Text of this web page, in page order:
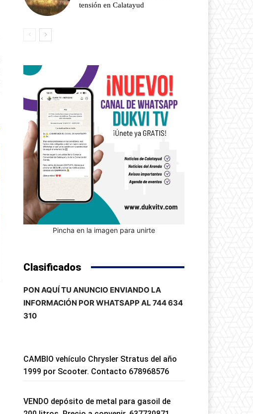
tensión en Calatayud
Pincha en la imagen para unirte
Clasificados
PON AQUÍ TU ANUNCIO ENVIANDO LA
INFORMACIÓN POR WHATSAPP AL 744 634
310
CAMBIO vehículo Chrysler Stratus del año
1999 por Scooter. Contacto 678968576
VENDO depósito de metal para gasoil de